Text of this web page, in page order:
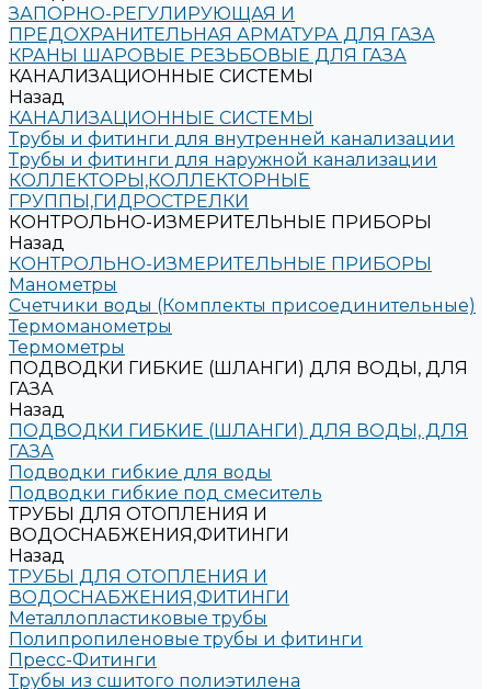
ЗАПОРНО-РЕГУЛИРУЮЩАЯ И
ПРЕДОХРАНИТЕЛЬНАЯ АРМАТУРА ДЛЯ ГАЗА
КРАНЫ ШАРОВЫЕ РЕЗЬБОВЫЕ ДЛЯ ГАЗА
КАНАЛИЗАЦИОННЫЕ СИСТЕМЫ
Назад
КАНАЛИЗАЦИОННЫЕ СИСТЕМЫ
Трубы и фитинги для внутренней канализации
Трубы и фитинги для наружной канализации
КОЛЛЕКТОРЫ,КОЛЛЕКТОРНЫЕ
ГРУППЫ,ГИДРОСТРЕЛКИ
КОНТРОЛЬНО-ИЗМЕРИТЕЛЬНЫЕ ПРИБОРЫ
Назад
КОНТРОЛЬНО-ИЗМЕРИТЕЛЬНЫЕ ПРИБОРЫ
Манометры
Счетчики воды (Комплекты присоединительные)
Термоманометры
Термометры
ПОДВОДКИ ГИБКИЕ (ШЛАНГИ) ДЛЯ ВОДЫ, ДЛЯ
ГАЗА
Назад
ПОДВОДКИ ГИБКИЕ (ШЛАНГИ) ДЛЯ ВОДЫ, ДЛЯ
ГАЗА
Подводки гибкие для воды
Подводки гибкие под смеситель
ТРУБЫ ДЛЯ ОТОПЛЕНИЯ И
ВОДОСНАБЖЕНИЯ,ФИТИНГИ
Назад
ТРУБЫ ДЛЯ ОТОПЛЕНИЯ И
ВОДОСНАБЖЕНИЯ,ФИТИНГИ
Металлопластиковые трубы
Полипропиленовые трубы и фитинги
Пресс-Фитинги
Трубы из сшитого полиэтилена